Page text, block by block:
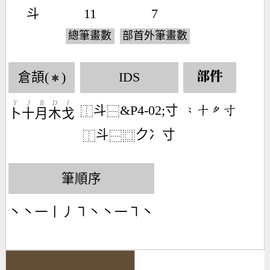
斗 11
總筆畫數
7
部首外筆畫數
倉頡( ✱ )
卜
Y
十
J
月
B
木
D
戈
I
IDS
⿰斗⿱&P4-02;寸
⿰斗⿱⿴𠂊冫寸
部件
󶁆󶀓󶅾󶁰
筆順序
丶丶一丨丿㇕丶丶一㇕丶